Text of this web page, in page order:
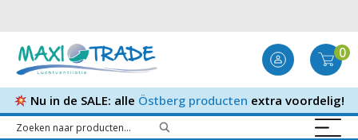
0
Nu in de SALE: alle Östberg producten extra voordelig!